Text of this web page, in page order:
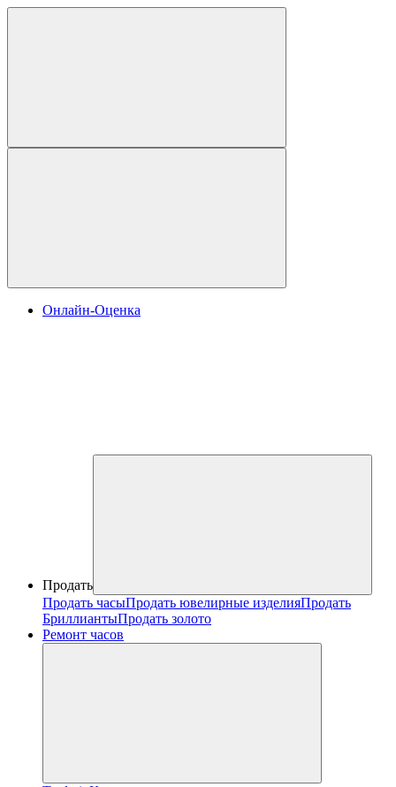
Онлайн-Оценка
Продать
Продать часыПродать ювелирные изделияПродать
БриллиантыПродать золото
Ремонт часов